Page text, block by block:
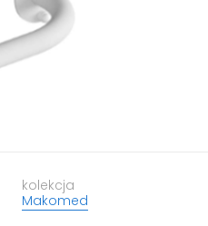
kolekcja
Makomed